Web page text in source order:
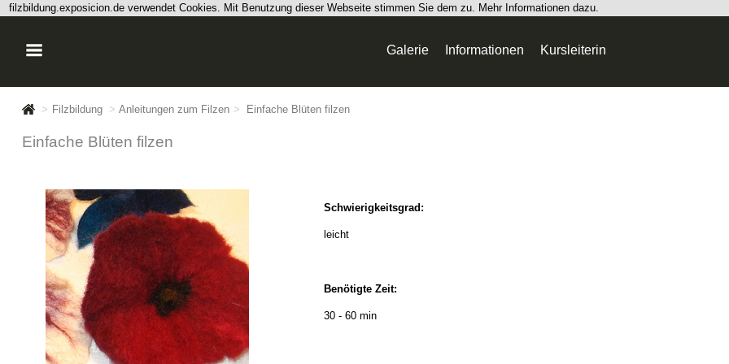
filzbildung.exposicion.de verwendet Cookies. Mit Benutzung dieser Webseite stimmen Sie dem zu. Mehr Informationen dazu.
> Filzbildung > Anleitungen zum Filzen > Einfache Blüten filzen
Einfache Blüten filzen
Schwierigkeitsgrad:
leicht
Benötigte Zeit:
30 - 60 min
Galerie Informationen Kursleiterin